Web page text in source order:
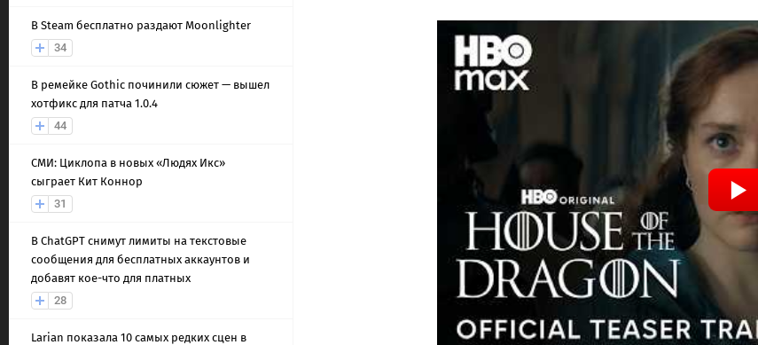
В Steam бесплатно раздают Moonlighter
34
В ремейке Gothic починили сюжет — вышел
хотфикс для патча 1.0.4
44
СМИ: Циклопа в новых «Людях Икс»
сыграет Кит Коннор
31
В ChatGPT снимут лимиты на текстовые
сообщения для бесплатных аккаунтов и
добавят кое-что для платных
28
Larian показала 10 самых редких сцен в